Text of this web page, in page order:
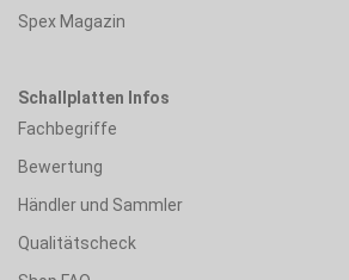
Spex Magazin
Schallplatten Infos
Fachbegriffe
Bewertung
Händler und Sammler
Qualitätscheck